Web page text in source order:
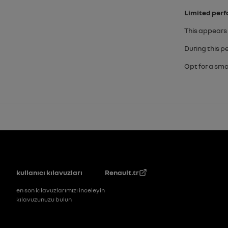
Limited
This
During this
Opt for a
Altbilgi
kullanıcı kılavuzları
en son kılavuzlarımızı inceleyin
kılavuzunuzu bulun
Renault.tr